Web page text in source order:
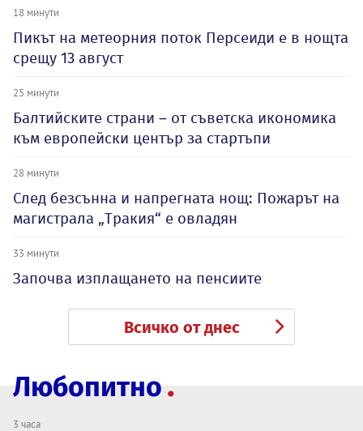
18 минути
Пикът на метеорния поток Персеиди е в нощта
срещу 13 август
25 минути
Балтийските страни – от съветска икономика
към европейски център за стартъпи
28 минути
След безсънна и напрегната нощ: Пожарът на
магистрала „Тракия“ е овладян
33 минути
Започва изплащането на пенсиите
Всичко от днес
Любопитно
3 часа